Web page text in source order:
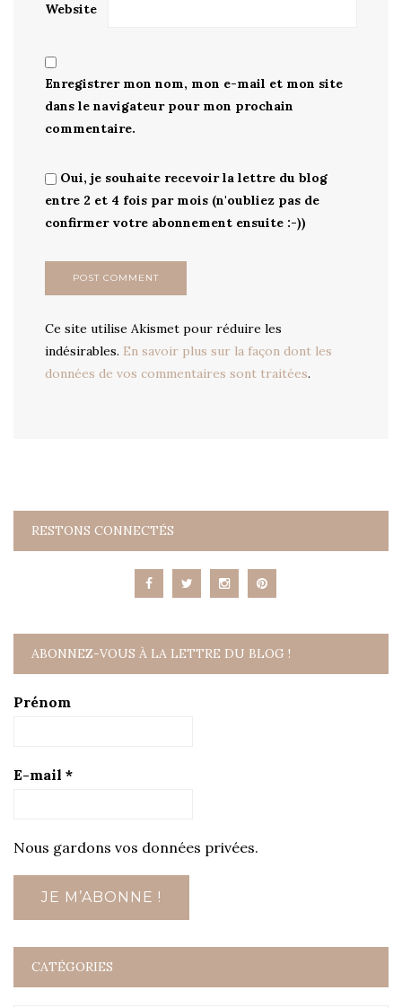
Website
Enregistrer mon nom, mon e-mail et mon site
dans le navigateur pour mon prochain
commentaire.
Oui, je souhaite recevoir la lettre du blog
entre 2 et 4 fois par mois (n'oubliez pas de
confirmer votre abonnement ensuite :-))
Ce site utilise Akismet pour réduire les
indésirables. En savoir plus sur la façon dont les
données de vos commentaires sont traitées.
RESTONS CONNECTÉS
ABONNEZ-VOUS À LA LETTRE DU BLOG !
Prénom
E-mail *
Nous gardons vos données privées.
CATÉGORIES